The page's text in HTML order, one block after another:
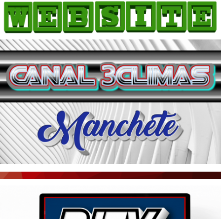
HOME
COMO ANUNCIAR
JORNAIS DO BRASIL
PODCAST/NOTÍCIAS
AS NOTÍCIAS DO DIA
ACONTECEU...VIROU MANCHETE!
BLOGS & COLUNAS
AGÊNCIA DE NOTÍCIAS
CNN BRASIL